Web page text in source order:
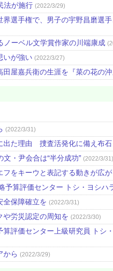
法が施行 (2022/3/29)
界選手権で、男子の宇野昌磨選
ノーベル文学賞作家の川端康成
いが強い (2022/3/27)
田屋嘉兵衛の生涯を『菜の花の沖
(2022/3/31)
出た理由 捜査活発化に備え布石
文・尹会合は“半分成功” (2022/3/31)
フをキーウと表記する動きが広
予算評価センター トシ・ヨシハ
全保障確立を (2022/3/31)
労災認定の周知を (2022/3/30)
評価センター上級研究員 トシ
から (2022/3/29)